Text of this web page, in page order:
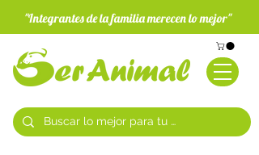
"Integrantes de la familia merecen lo mejor"